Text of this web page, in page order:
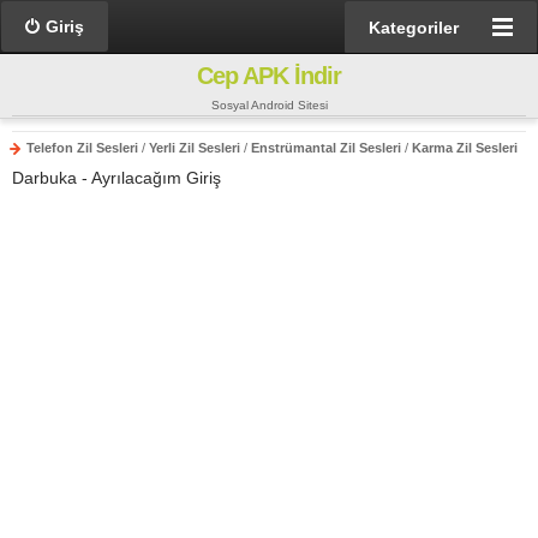
Giriş Kategoriler
Cep APK İndir
Sosyal Android Sitesi
Telefon Zil Sesleri / Yerli Zil Sesleri / Enstrümantal Zil Sesleri / Karma Zil Sesleri
Darbuka - Ayrılacağım Giriş